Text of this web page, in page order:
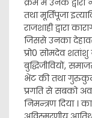
क्रम में उनके
तथा मूर्तिपूजा
राजशाही द्वारा
जिससे उनका
प्रो0 सोमदेव
बुद्धिजीवियों,
भेंट की तथा गुरुकुल
प्रगति से सबको
निमन्त्रण दिया ।